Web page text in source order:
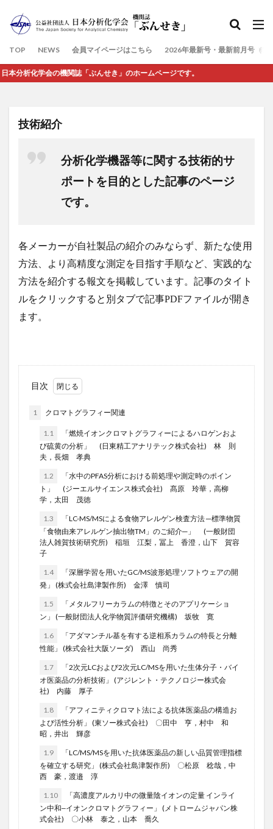
TOP NEWS 会員マイページはこちら 2026年最新号・最新前月号（7
き」のホームページです。
技術紹介
分析化学機器等に関する技術的サ
ポートを目的とした記事のページ
です。
各メーカーが自社製品の紹介のみならず、新たな使用
方法、より高精度な測定を目指す手順など、実践的な
方法を紹介する報文を掲載しています。記事のタイト
ルをクリックすると別タブで記事PDFファイルが開き
ます。
目次
1 クロマトグラフィー関連
1.1
「燃焼イオンクロマトグラフィーによるハロゲンおよ
び硫黄の分析」 (日東精工アナリテック株式会社) 林 則
夫，長畑 孝典
1.2
「水中のPFAS分析における前処理や測定時のポイン
ト」 (ジーエルサイエンス株式会社) 髙原 玲華，高柳
学，太田 茂徳
1.3
「LC-MS/MSによる食物アレルゲン検査方法 ─標準物質
「食物由来アレルゲン抽出物TM」のご紹介─」 (一般財団
法人雑賀技術研究所) 稲垣 江梨，冨上 香澄，山下 賀容
子
1.4
「深層学習を用いたGC/MS波形処理ソフトウェアの開
発」 (株式会社島津製作所) 金澤 慎司
1.5
「メタルフリーカラムの特徴とそのアプリケーショ
ン」 (一般財団法人化学物質評価研究機構) 坂牧 寛
1.6
「アダマンチル基を有する逆相系カラムの特長と分離
性能」 (株式会社大阪ソーダ) 西山 尚秀
1.7
「2次元LCおよび2次元LC/MSを用いた生体分子・バイ
オ医薬品の分析技術」 (アジレント・テクノロジー株式会
社) 内藤 厚子
1.8
「アフィニティクロマト法による抗体医薬品の構造お
よび活性分析」 (東ソー株式会社) 〇田中 亨，村中 和
昭，井出 輝彦
1.9
「LC/MS/MSを用いた抗体医薬品の新しい品質管理指標
を確立する研究」 (株式会社島津製作所) 〇松原 稔哉，中
西 豪，渡邉 淳
1.10
「高濃度アルカリ中の微量陰イオンの定量 インライ
ン中和‒イオンクロマトグラフィー」 (メトロームジャパン株
式会社) 〇小林 泰之，山本 喬久